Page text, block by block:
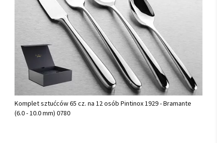
Komplet sztućców 65 cz. na 12 osób Pintinox 1929 - Bramante
(6.0 - 10.0 mm) 0780